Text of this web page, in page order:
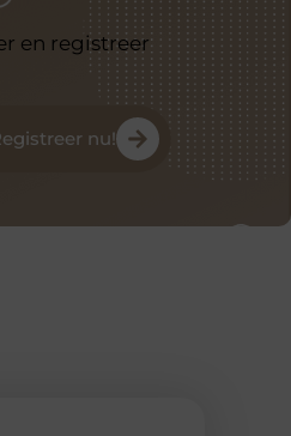
en registreer
nu!